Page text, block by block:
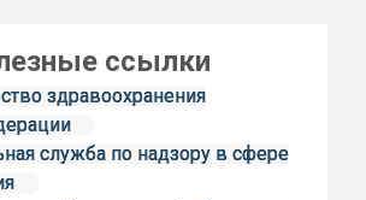
ссылки
здравоохранения
служба по надзору в сфере